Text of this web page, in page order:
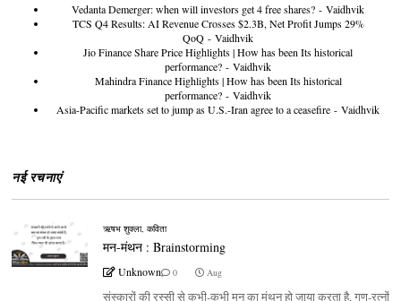
Vedanta Demerger: when will investors get 4 free shares? - Vaidhvik
TCS Q4 Results: AI Revenue Crosses $2.3B, Net Profit Jumps 29%
QoQ - Vaidhvik
Jio Finance Share Price Highlights | How has been Its historical
performance? - Vaidhvik
Mahindra Finance Highlights | How has been Its historical
performance? - Vaidhvik
Asia-Pacific markets set to jump as U.S.-Iran agree to a ceasefire - Vaidhvik
नई रचनाएं
ऋषभ शुक्ला, कविता
मन-मंथन : Brainstorming
Unknown 0 Aug
संस्कारों की रस्सी से कभी-कभी मन का मंथन हो जाया करता है, गुण-रत्नों